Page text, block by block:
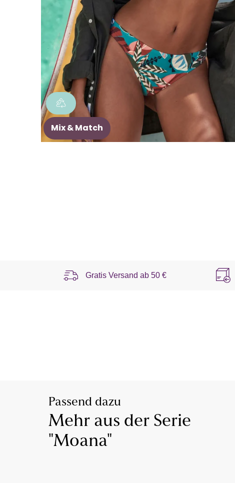
Mix & Match
Gratis Versand ab 50 €
Passend dazu
Mehr aus der Serie
"Moana"